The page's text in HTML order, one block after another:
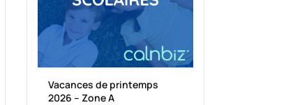
Vacances de printemps
2026 – Zone A